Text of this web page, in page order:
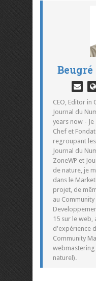
CEO, Editor in
Journal du
years now - Je
Chef et
regroupant
Journal du
ZoneWP et
de nature, je
dans le
projet, de
au
15 sur le web,
d'expérience
Community
webmastering
naturel).